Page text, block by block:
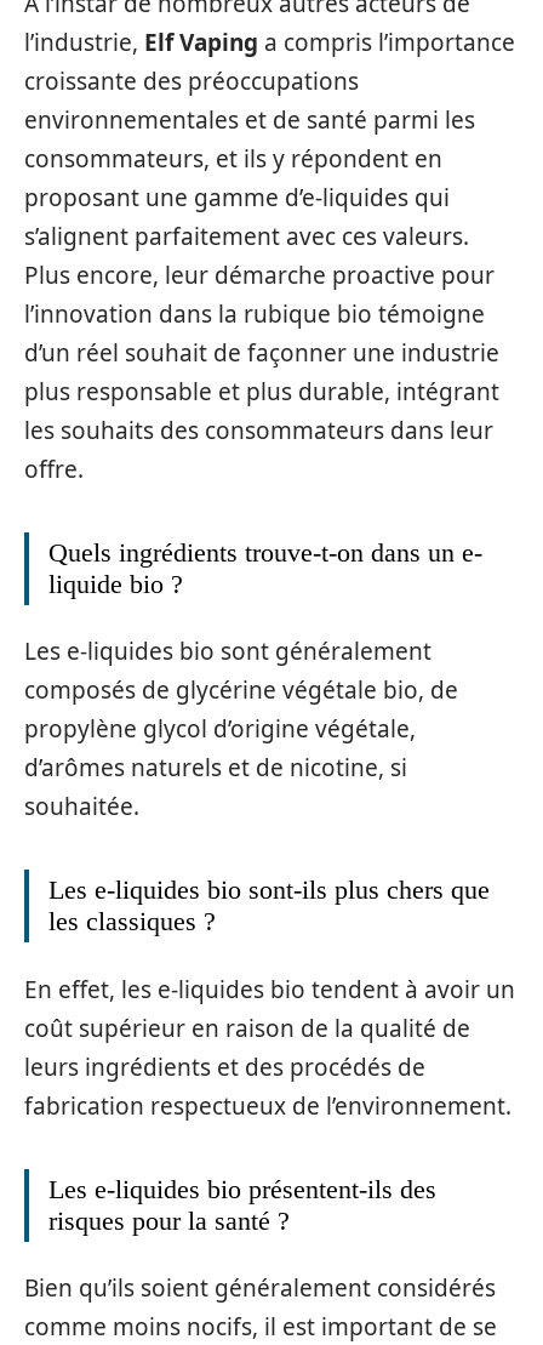
l’industrie, Elf Vaping a compris l’importance
croissante des préoccupations
environnementales et de santé parmi les
consommateurs, et ils y répondent en
proposant une gamme d’e-liquides qui
s’alignent parfaitement avec ces valeurs.
Plus encore, leur démarche proactive pour
l’innovation dans la rubique bio témoigne
d’un réel souhait de façonner une industrie
plus responsable et plus durable, intégrant
les souhaits des consommateurs dans leur
offre.
Quels ingrédients trouve-t-on dans un e-
liquide bio ?
Les e-liquides bio sont généralement
composés de glycérine végétale bio, de
propylène glycol d’origine végétale,
d’arômes naturels et de nicotine, si
souhaitée.
Les e-liquides bio sont-ils plus chers que
les classiques ?
En effet, les e-liquides bio tendent à avoir un
coût supérieur en raison de la qualité de
leurs ingrédients et des procédés de
fabrication respectueux de l’environnement.
Les e-liquides bio présentent-ils des
risques pour la santé ?
Bien qu’ils soient généralement considérés
comme moins nocifs, il est important de se